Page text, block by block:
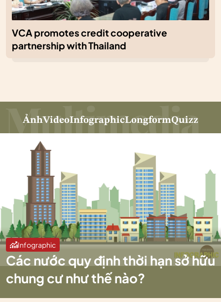
VCA promotes credit cooperative
partnership with Thailand
ẢnhVideoInfographicLongformQuizz
Infographic
Các nước quy định thời hạn sở hữu
chung cư như thế nào?